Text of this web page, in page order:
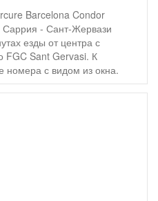
Barcelona Condor
Саррия - Сант-Жервази
езды от центра с
FGC Sant Gervasi. К
номера с видом из окна.